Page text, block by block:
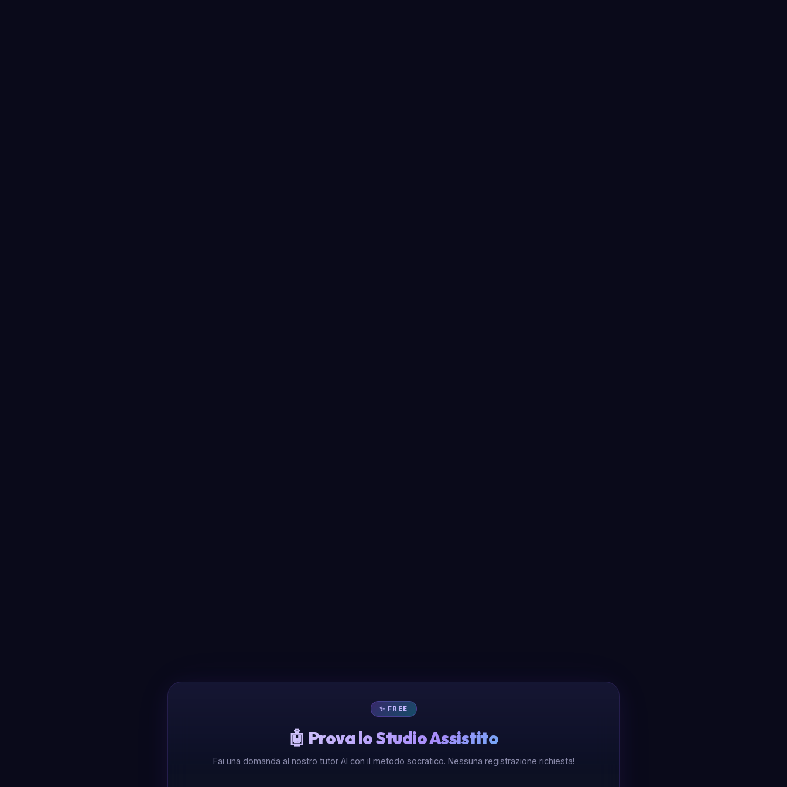
✨ FREE
🤖 Prova lo Studio Assistito
Fai una domanda al nostro tutor AI con il metodo socratico. Nessuna registrazione richiesta!